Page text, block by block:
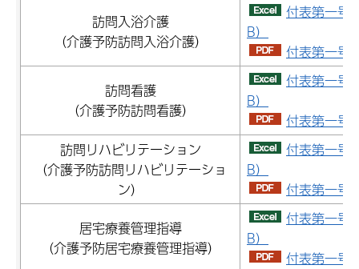
訪問入浴介護
（介護予防訪問入浴介護）
付表第一号
B）
付表第一号
訪問看護
（介護予防訪問看護）
付表第一号
B）
付表第一号
訪問リハビリテーション
（介護予防訪問リハビリテーショ
ン）
付表第一号
B）
付表第一号
居宅療養管理指導
（介護予防居宅療養管理指導）
付表第一号
B）
付表第一号